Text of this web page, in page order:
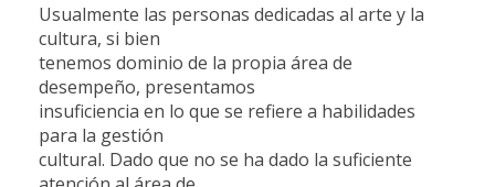
Usualmente las personas dedicadas al arte y la
cultura, si bien
tenemos dominio de la propia área de
desempeño, presentamos
insuficiencia en lo que se refiere a habilidades
para la gestión
cultural. Dado que no se ha dado la suficiente